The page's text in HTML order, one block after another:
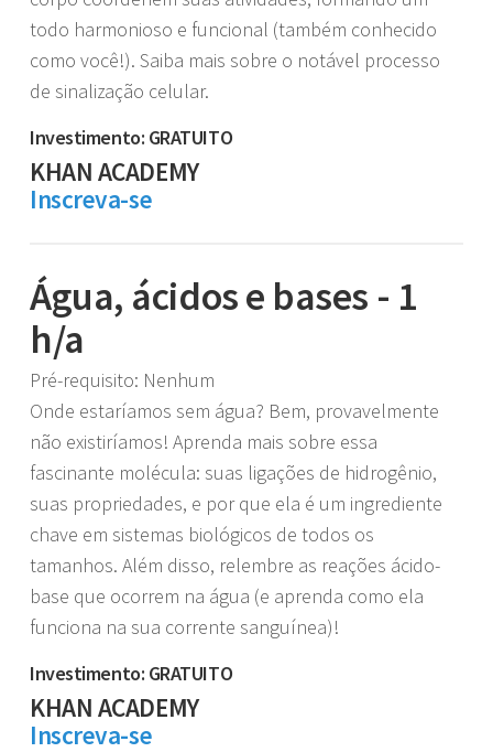
todo harmonioso e funcional (também conhecido
como você!). Saiba mais sobre o notável processo
de sinalização celular.
Investimento: GRATUITO
KHAN ACADEMY
Inscreva-se
Água, ácidos e bases - 1
h/a
Pré-requisito: Nenhum
Onde estaríamos sem água? Bem, provavelmente
não existiríamos! Aprenda mais sobre essa
fascinante molécula: suas ligações de hidrogênio,
suas propriedades, e por que ela é um ingrediente
chave em sistemas biológicos de todos os
tamanhos. Além disso, relembre as reações ácido-
base que ocorrem na água (e aprenda como ela
funciona na sua corrente sanguínea)!
Investimento: GRATUITO
KHAN ACADEMY
Inscreva-se